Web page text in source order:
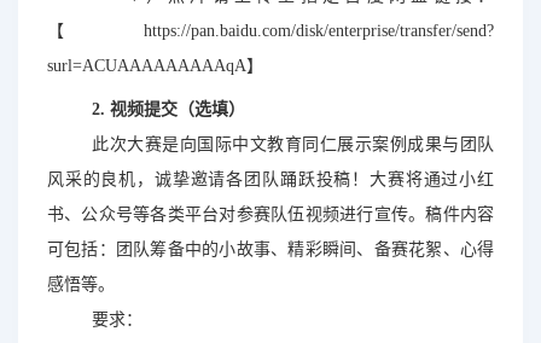
【https://pan.baidu.com/disk/enterprise/transfer/send?
surl=ACUAAAAAAAAAqA】
2. 视频提交（选填）
此次大赛是向国际中文教育同仁展示案例成果与团队
风采的良机，诚挚邀请各团队踊跃投稿！大赛将通过小红
书、公众号等各类平台对参赛队伍视频进行宣传。稿件内容
可包括：团队筹备中的小故事、精彩瞬间、备赛花絮、心得
感悟等。
要求：